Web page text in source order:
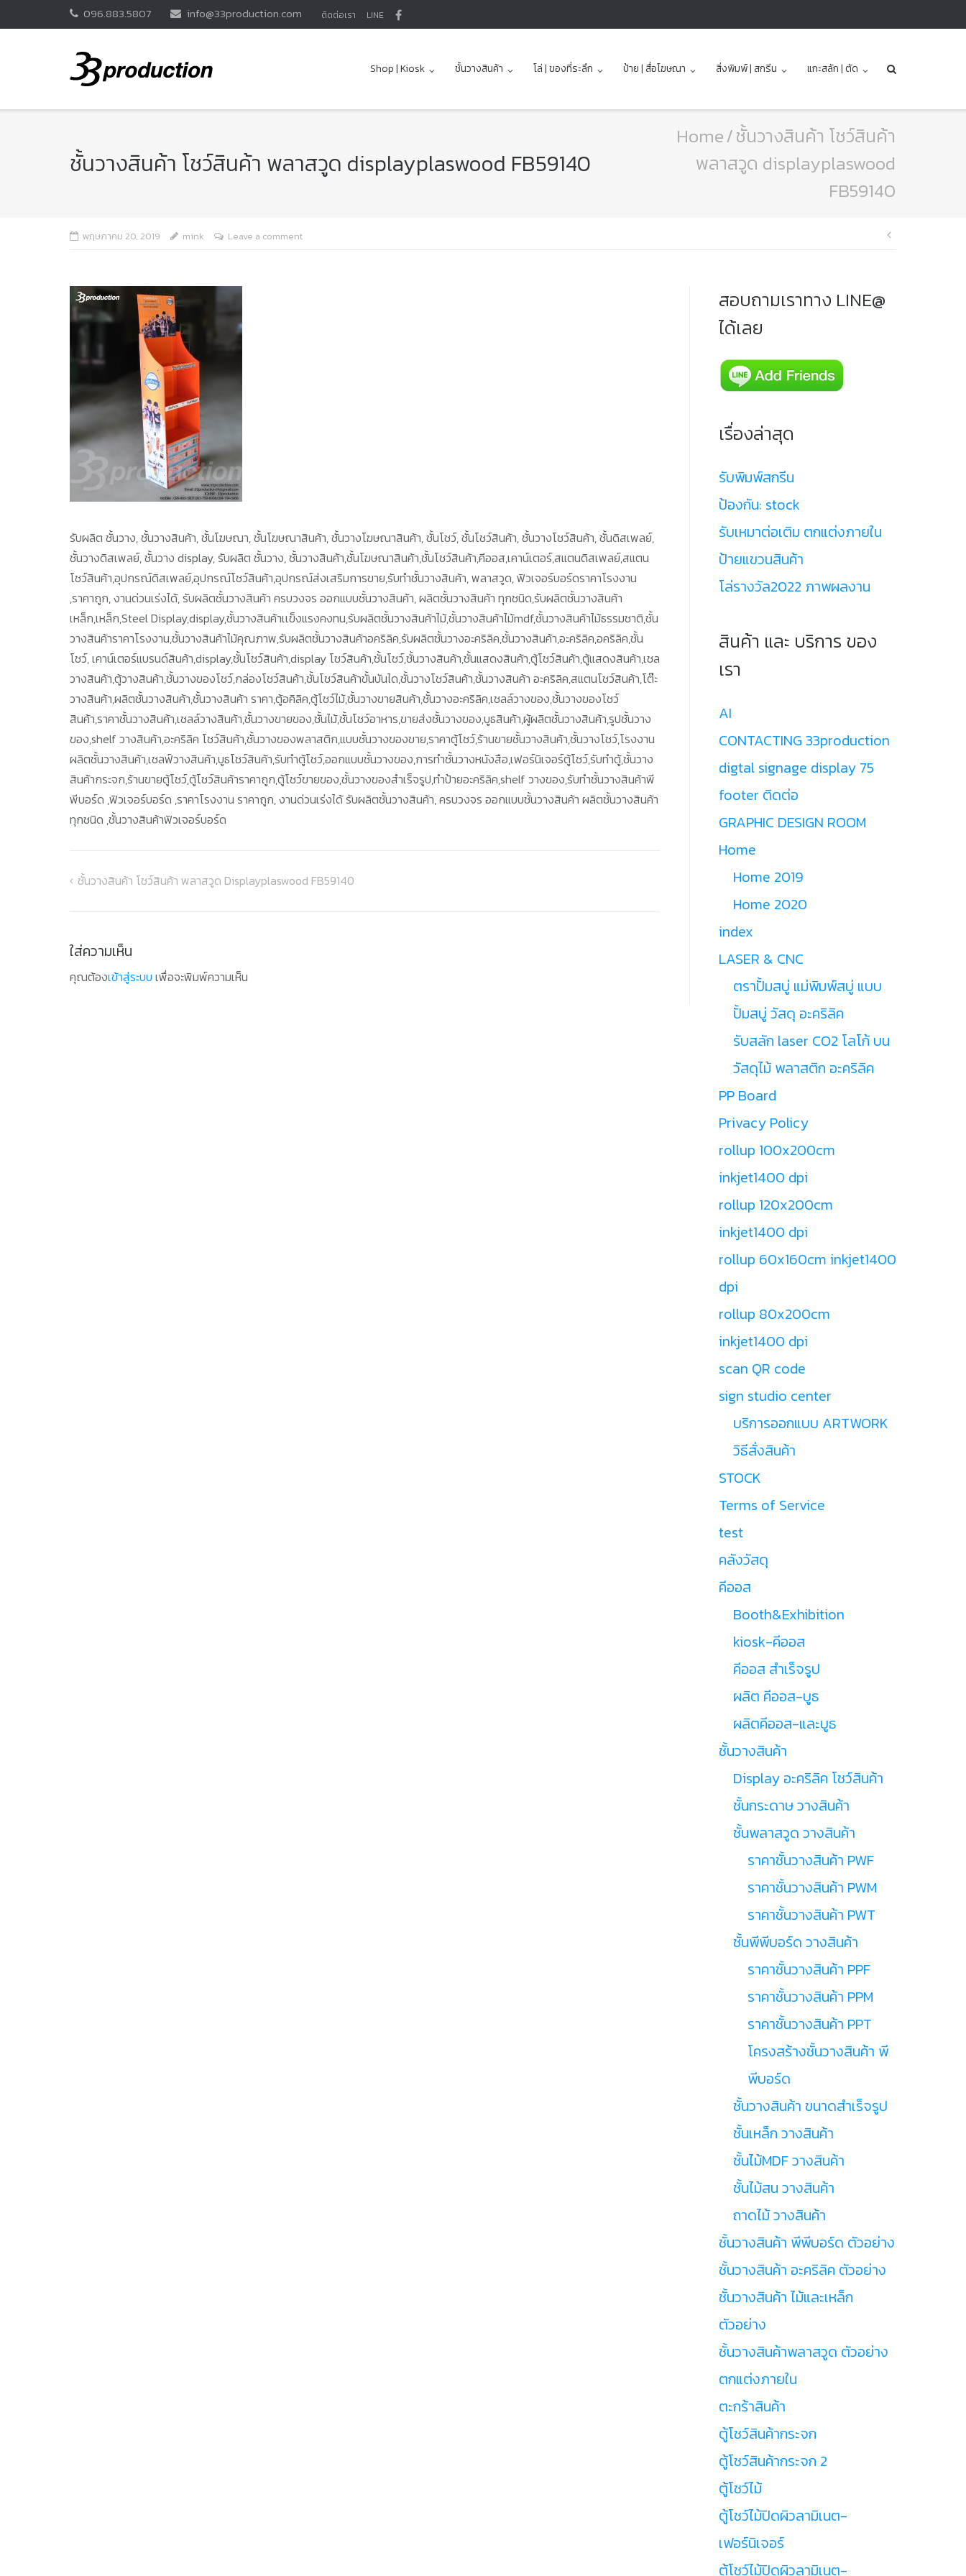
096.883.5807 info@33production.com ติดต่อเรา LINE
Shop | Kiosk ชั้นวางสินค้า โล่ | ของที่ระลึก ป้าย | สื่อโฆษณา สิ่งพิมพ์ | สกรีน แกะสลัก | ตัด
ชั้นวางสินค้า โชว์สินค้า พลาสวูด displayplaswood FB59140
Home/ชั้นวางสินค้า โชว์สินค้า
พลาสวูด displayplaswood
FB59140
พฤษภาคม 20, 2019 mink Leave a comment
แนะแนว
รับผลิต ชั้นวาง, ชั้นวางสินค้า, ชั้นโฆษณา, ชั้นโฆษณาสินค้า, ชั้นวางโฆษณาสินค้า, ชั้นโชว์, ชั้นโชว์สินค้า, ชั้นวางโชว์สินค้า, ชั้นดิสเพลย์,
ชั้นวางดิสเพลย์, ชั้นวาง display, รับผลิต ชั้นวาง, ชั้นวางสินค้า,ชั้นโฆษณาสินค้า,ชั้นโชว์สินค้า,คีออส,เคาน์เตอร์,สแตนดิสเพลย์,สแตน
โชว์สินค้า,อุปกรณ์ดิสเพลย์,อุปกรณ์โชว์สินค้า,อุปกรณ์ส่งเสริมการขาย,รับทำชั้นวางสินค้า, พลาสวูด, ฟิวเจอร์บอร์ดราคาโรงงาน
,ราคาถูก, งานด่วนเร่งได้, รับผลิตชั้นวางสินค้า ครบวงจร ออกแบบชั้นวางสินค้า, ผลิตชั้นวางสินค้า ทุกชนิด,รับผลิตชั้นวางสินค้า
เหล็ก,เหล็ก,Steel Display,display,ชั้นวางสินค้าเเข็งแรงคงทน,รับผลิตชั้นวางสินค้าไม้,ชั้นวางสินค้าไม้mdf,ชั้นวางสินค้าไม้ธรรมชาติ,ชั้น
วางสินค้าราคาโรงงาน,ชั้นวางสินค้าไม้คุณภาพ,รับผลิตชั้นวางสินค้าอคริลิค,รับผลิตชั้นวางอะคริลิค,ชั้นวางสินค้า,อะคริลิค,อคริลิค,ชั้น
โชว์, เคาน์เตอร์แบรนด์สินค้า,display,ชั้นโชว์สินค้า,display โชว์สินค้า,ชั้นโชว์,ชั้นวางสินค้า,ชั้นแสดงสินค้า,ตู้โชว์สินค้า,ตู้แสดงสินค้า,เชล
วางสินค้า,ตู้วางสินค้า,ชั้นวางของโชว์,กล่องโชว์สินค้า,ชั้นโชว์สินค้าขั้นบันได,ชั้นวางโชว์สินค้า,ชั้นวางสินค้า อะคริลิค,สแตนโชว์สินค้า,โต๊ะ
วางสินค้า,ผลิตชั้นวางสินค้า,ชั้นวางสินค้า ราคา,ตู้อคิลิค,ตู้โชว์ไม้,ชั้นวางขายสินค้า,ชั้นวางอะคริลิค,เชลล์วางของ,ชั้นวางของโชว์
สินค้า,ราคาชั้นวางสินค้า,เชลล์วางสินค้า,ชั้นวางขายของ,ชั้นไม้,ชั้นโชว์อาหาร,ขายส่งชั้นวางของ,บูธสินค้า,ผู้ผลิตชั้นวางสินค้า,รูปชั้นวาง
ของ,shelf วางสินค้า,อะคริลิค โชว์สินค้า,ชั้นวางของพลาสติก,แบบชั้นวางของขาย,ราคาตู้โชว์,ร้านขายชั้นวางสินค้า,ชั้นวางโชว์,โรงงาน
ผลิตชั้นวางสินค้า,เชลฟ์วางสินค้า,บูธโชว์สินค้า,รับทำตู้โชว์,ออกแบบชั้นวางของ,การทำชั้นวางหนังสือ,เฟอร์นิเจอร์ตู้โชว์,รับทำตู้,ชั้นวาง
สินค้ากระจก,ร้านขายตู้โชว์,ตู้โชว์สินค้าราคาถูก,ตู้โชว์ขายของ,ชั้นวางของสำเร็จรูป,ทำป้ายอะคริลิค,shelf วางของ,รับทำชั้นวางสินค้าพี
พีบอร์ด ,ฟิวเจอร์บอร์ด ,ราคาโรงงาน ราคาถูก, งานด่วนเร่งได้ รับผลิตชั้นวางสินค้า, ครบวงจร ออกแบบชั้นวางสินค้า ผลิตชั้นวางสินค้า
ทุกชนิด ,ชั้นวางสินค้าฟิวเจอร์บอร์ด
แนะแนว
ชั้นวางสินค้า โชว์สินค้า พลาสวูด Displayplaswood FB59140
ใส่ความเห็น
คุณต้องเข้าสู่ระบบ เพื่อจะพิมพ์ความเห็น
สอบถามเราทาง LINE@
ได้เลย
เรื่องล่าสุด
รับพิมพ์สกรีน
ป้องกัน: stock
รับเหมาต่อเติม ตกแต่งภายใน
ป้ายแขวนสินค้า
โล่รางวัล2022 ภาพผลงาน
สินค้า และ บริการ ของ
เรา
AI
CONTACTING 33production
digtal signage display 75
footer ติดต่อ
GRAPHIC DESIGN ROOM
Home
Home 2019
Home 2020
index
LASER & CNC
ตราปั้มสบู่ แม่พิมพ์สบู่ แบบ
ปั้มสบู่ วัสดุ อะคริลิค
รับสลัก laser CO2 โลโก้ บน
วัสดุไม้ พลาสติก อะคริลิค
PP Board
Privacy Policy
rollup 100x200cm
inkjet1400 dpi
rollup 120x200cm
inkjet1400 dpi
rollup 60x160cm inkjet1400
dpi
rollup 80x200cm
inkjet1400 dpi
scan QR code
sign studio center
บริการออกแบบ ARTWORK
วิธีสั่งสินค้า
STOCK
Terms of Service
test
คลังวัสดุ
คีออส
Booth&Exhibition
kiosk-คีออส
คีออส สำเร็จรูป
ผลิต คีออส-บูธ
ผลิตคีออส-และบูธ
ชั้นวางสินค้า
Display อะคริลิค โชว์สินค้า
ชั้นกระดาษ วางสินค้า
ชั้นพลาสวูด วางสินค้า
ราคาชั้นวางสินค้า PWF
ราคาชั้นวางสินค้า PWM
ราคาชั้นวางสินค้า PWT
ชั้นพีพีบอร์ด วางสินค้า
ราคาชั้นวางสินค้า PPF
ราคาชั้นวางสินค้า PPM
ราคาชั้นวางสินค้า PPT
โครงสร้างชั้นวางสินค้า พี
พีบอร์ด
ชั้นวางสินค้า ขนาดสำเร็จรูป
ชั้นเหล็ก วางสินค้า
ชั้นไม้MDF วางสินค้า
ชั้นไม้สน วางสินค้า
ถาดไม้ วางสินค้า
ชั้นวางสินค้า พีพีบอร์ด ตัวอย่าง
ชั้นวางสินค้า อะคริลิค ตัวอย่าง
ชั้นวางสินค้า ไม้และเหล็ก
ตัวอย่าง
ชั้นวางสินค้าพลาสวูด ตัวอย่าง
ตกแต่งภายใน
ตะกร้าสินค้า
ตู้โชว์สินค้ากระจก
ตู้โชว์สินค้ากระจก 2
ตู้โชว์ไม้
ตู้โชว์ไม้ปิดผิวลามิเนต-
เฟอร์นิเจอร์
ตู้โชว์ไม้ปิดผิวลามิเนต-